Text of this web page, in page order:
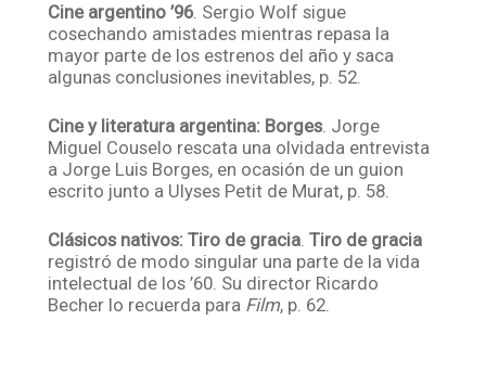
Cine argentino ’96. Sergio Wolf sigue
cosechando amistades mientras repasa la
mayor parte de los estrenos del año y saca
algunas conclusiones inevitables, p. 52.
Cine y literatura argentina: Borges. Jorge
Miguel Couselo rescata una olvidada entrevista
a Jorge Luis Borges, en ocasión de un guion
escrito junto a Ulyses Petit de Murat, p. 58.
Clásicos nativos: Tiro de gracia.Tiro de gracia
registró de modo singular una parte de la vida
intelectual de los ’60. Su director Ricardo
Becher lo recuerda para Film, p. 62.